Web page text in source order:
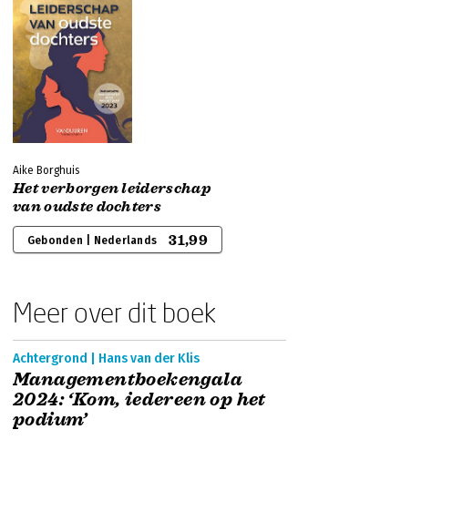
Aike Borghuis
Het verborgen leiderschap
van oudste dochters
Gebonden | Nederlands 31,99
Meer over dit boek
Achtergrond | Hans van der Klis
Managementboekengala
2024: ‘Kom, iedereen op het
podium’